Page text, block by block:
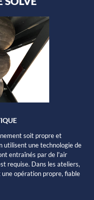
soit propre et
utilisent une technologie de
entraînés par de l'air
requise. Dans les ateliers,
opération propre, fiable